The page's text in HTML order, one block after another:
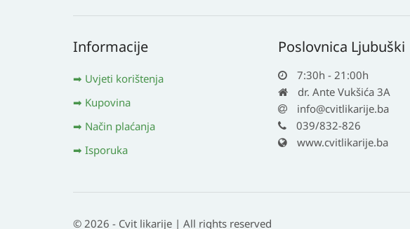
Informacije
Uvjeti korištenja
Kupovina
Način plaćanja
Isporuka
Poslovnica Ljubuški
7:30h - 21:00h
dr. Ante Vukšića 3A
info@cvitlikarije.ba
039/832-826
www.cvitlikarije.ba
© 2026 - Cvit likarije | All rights reserved